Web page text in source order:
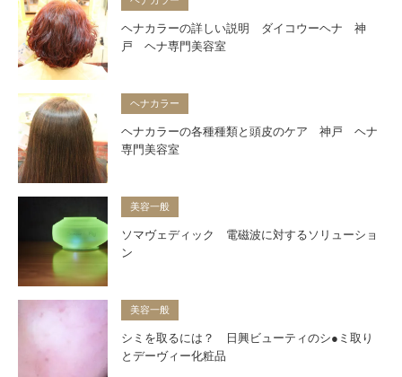
ヘナカラーの詳しい説明 ダイコウーヘナ 神
戸 ヘナ専門美容室
ヘナカラー
ヘナカラーの各種種類と頭皮のケア 神戸 ヘナ
専門美容室
美容一般
ソマヴェディック 電磁波に対するソリューショ
ン
美容一般
シミを取るには？ 日興ビューティのシ●ミ取り
とデーヴィー化粧品